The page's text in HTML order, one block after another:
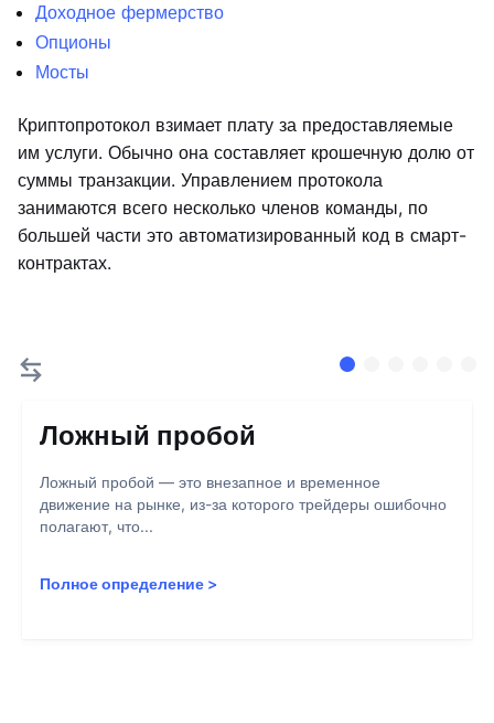
Доходное фермерство
Опционы
Мосты
Криптопротокол взимает плату за предоставляемые
им услуги. Обычно она составляет крошечную долю от
суммы транзакции. Управлением протокола
занимаются всего несколько членов команды, по
большей части это автоматизированный код в смарт-
контрактах.
Ложный пробой
Ложный пробой — это внезапное и временное
движение на рынке, из-за которого трейдеры ошибочно
полагают, что...
Полное определение >